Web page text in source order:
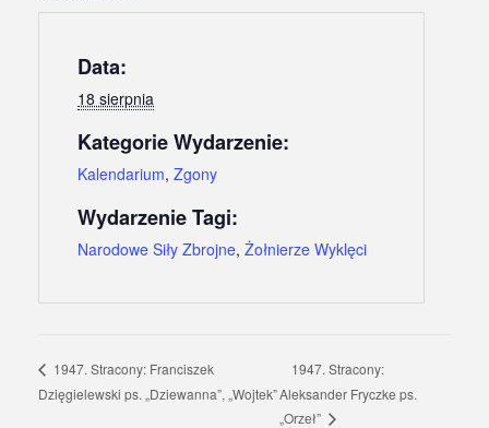
Data:
18 sierpnia
Kategorie Wydarzenie:
Kalendarium, Zgony
Wydarzenie Tagi:
Narodowe Siły Zbrojne, Żołnierze Wyklęci
1947. Stracony: Franciszek
Dzięgielewski ps. „Dziewanna”, „Wojtek”
1947. Stracony:
Aleksander Fryczke ps.
„Orzeł”